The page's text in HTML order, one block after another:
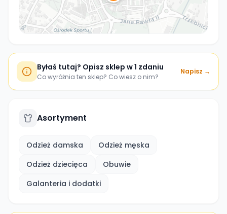
Byłaś tutaj? Opisz sklep w 1 zdaniu
Co wyróżnia ten sklep? Co wiesz o nim?
Napisz →
Asortyment
Odzież damska
Odzież męska
Odzież dziecięca
Obuwie
Galanteria i dodatki